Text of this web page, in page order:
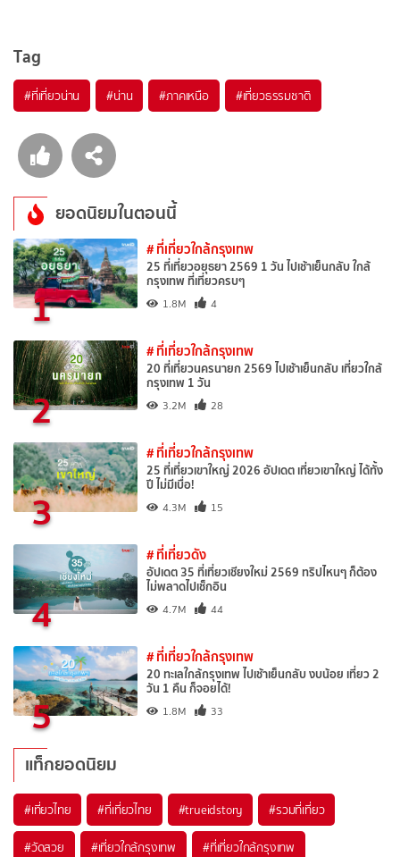
Tag
#ที่เที่ยวน่าน #น่าน #ภาคเหนือ #เที่ยวธรรมชาติ
ยอดนิยมในตอนนี้
1
# ที่เที่ยวใกล้กรุงเทพ
25 ที่เที่ยวอยุธยา 2569 1 วัน ไปเช้าเย็นกลับ ใกล้
กรุงเทพ ที่เที่ยวครบๆ
1.8M 4
2
# ที่เที่ยวใกล้กรุงเทพ
20 ที่เที่ยวนครนายก 2569 ไปเช้าเย็นกลับ เที่ยวใกล้
กรุงเทพ 1 วัน
3.2M 28
3
# ที่เที่ยวใกล้กรุงเทพ
25 ที่เที่ยวเขาใหญ่ 2026 อัปเดต เที่ยวเขาใหญ่ ได้ทั้ง
ปี ไม่มีเบื่อ!
4.3M 15
4
# ที่เที่ยวดัง
อัปเดต 35 ที่เที่ยวเชียงใหม่ 2569 ทริปไหนๆ ก็ต้อง
ไม่พลาดไปเช็กอิน
4.7M 44
5
# ที่เที่ยวใกล้กรุงเทพ
20 ทะเลใกล้กรุงเทพ ไปเช้าเย็นกลับ งบน้อย เที่ยว 2
วัน 1 คืน ก็จอยได้!
1.8M 33
แท็กยอดนิยม
#เที่ยวไทย #ที่เที่ยวไทย #trueidstory #รวมที่เที่ยว
#วัดสวย #เที่ยวใกล้กรุงเทพ #ที่เที่ยวใกล้กรุงเทพ